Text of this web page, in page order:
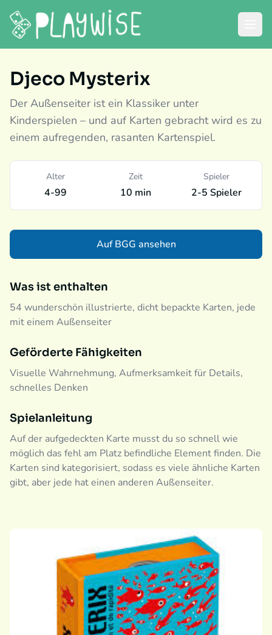
Djeco Mysterix
Der Außenseiter ist ein Klassiker unter
Kinderspielen – und auf Karten gebracht wird es zu
einem aufregenden, rasanten Kartenspiel.
Alter
4-99
Zeit
10 min
Spieler
2-5 Spieler
Auf BGG ansehen
Was ist enthalten
54 wunderschön illustrierte, dicht bepackte Karten, jede
mit einem Außenseiter
Geförderte Fähigkeiten
Visuelle Wahrnehmung, Aufmerksamkeit für Details,
schnelles Denken
Spielanleitung
Auf der aufgedeckten Karte musst du so schnell wie
möglich das fehl am Platz befindliche Element finden. Die
Karten sind kategorisiert, sodass es viele ähnliche Karten
gibt, aber jede hat einen anderen Außenseiter.